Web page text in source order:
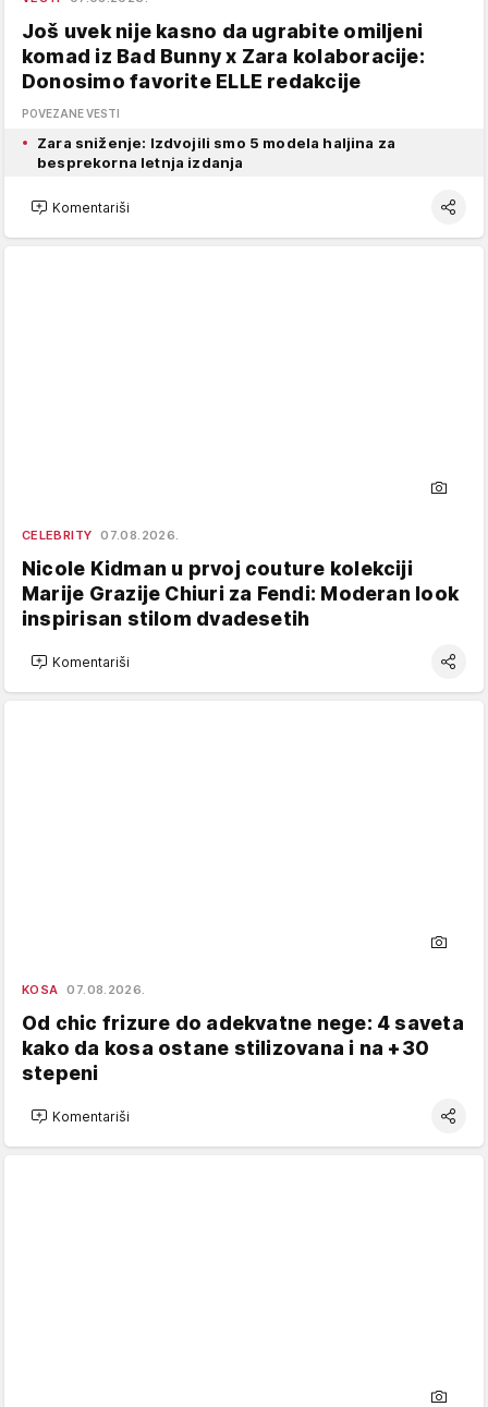
Još uvek nije kasno da ugrabite omiljeni
komad iz Bad Bunny x Zara kolaboracije:
Donosimo favorite ELLE redakcije
POVEZANE VESTI
Zara sniženje: Izdvojili smo 5 modela haljina za
besprekorna letnja izdanja
Komentariši
CELEBRITY 07.08.2026.
Nicole Kidman u prvoj couture kolekciji
Marije Grazije Chiuri za Fendi: Moderan look
inspirisan stilom dvadesetih
Komentariši
KOSA 07.08.2026.
Od chic frizure do adekvatne nege: 4 saveta
kako da kosa ostane stilizovana i na +30
stepeni
Komentariši